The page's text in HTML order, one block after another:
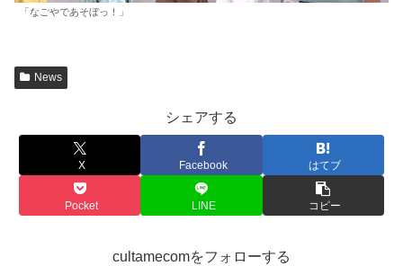
「なごやであそぼっ！」
News
シェアする
X Facebook はてブ
Pocket LINE コピー
cultamecomをフォローする